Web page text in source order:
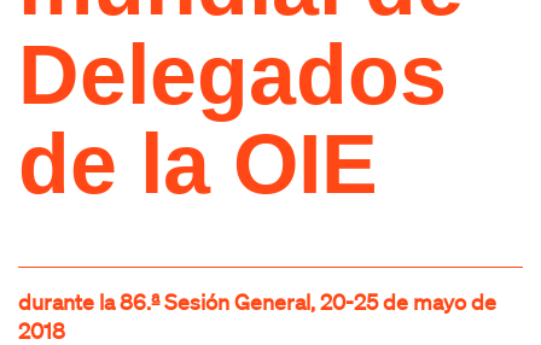
Delegados
de la OIE
durante la 86.ª Sesión General, 20-25 de mayo de
2018